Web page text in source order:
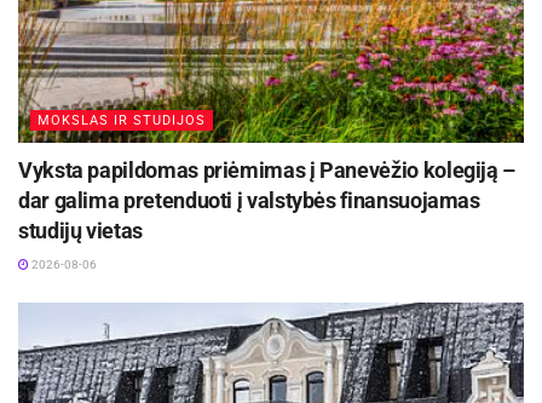
Pasirašyta bendradarbiavimo sutartis numato
kryptingą veiklą šiose srityse:
pilietiškumo, patriotiškumo ir tautinės savimonės
stiprinimas;
pasirengimo ekstremaliosioms situacijoms
stiprinimas;
bendruomeniškumo ugdymas per savanorišką veiklą,
bendrus renginius, šventes ir minėjimus;
MOKSLAS IR STUDIJOS
Vyksta papildomas priėmimas į Panevėžio kolegiją –
dar galima pretenduoti į valstybės finansuojamas
studijų vietas
2026-08-06